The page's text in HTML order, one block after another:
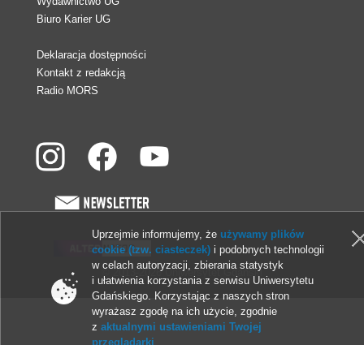
Biuro Karier UG
Deklaracja dostępności
Kontakt z redakcją
Radio MORS
© 2013-2026 Uniwersytet Gdański
Uprzejmie informujemy, że używamy plików
cookie (tzw. ciasteczek) i podobnych technologii
w celach autoryzacji, zbierania statystyk
i ułatwienia korzystania z serwisu Uniwersytetu
Gdańskiego. Korzystając z naszych stron
wyrażasz zgodę na ich użycie, zgodnie
zaktualnymi ustawieniami Twojej
przeglądarki